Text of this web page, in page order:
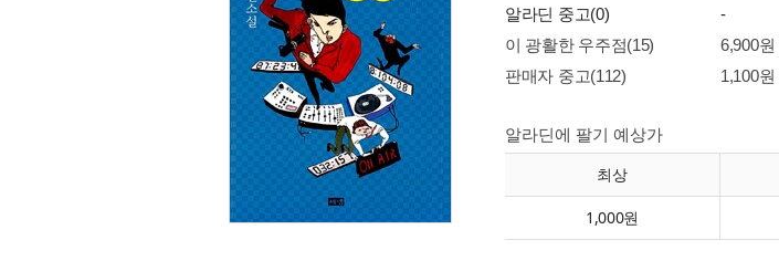
알라딘 중고(0)
-
이 광활한 우주점(15)
6,900원
판매자 중고(112)
1,100원
알라딘에 팔기 예상가
최상
1,000원